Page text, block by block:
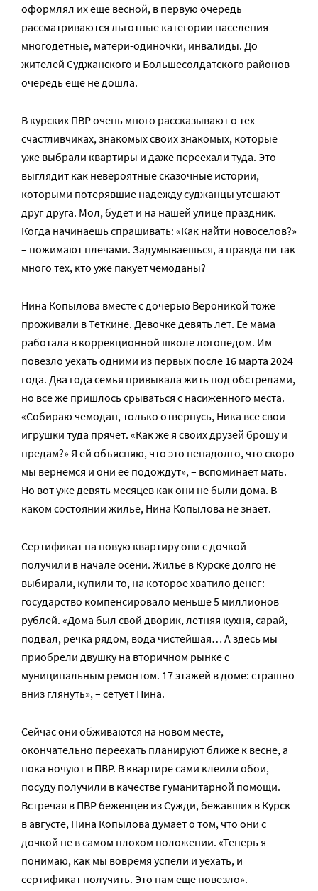
оформлял их еще весной, в первую очередь
рассматриваются льготные категории населения –
многодетные, матери-одиночки, инвалиды. До
жителей Суджанского и Большесолдатского районов
очередь еще не дошла.
В курских ПВР очень много рассказывают о тех
счастливчиках, знакомых своих знакомых, которые
уже выбрали квартиры и даже переехали туда. Это
выглядит как невероятные сказочные истории,
которыми потерявшие надежду суджанцы утешают
друг друга. Мол, будет и на нашей улице праздник.
Когда начинаешь спрашивать: «Как найти новоселов?»
– пожимают плечами. Задумываешься, а правда ли так
много тех, кто уже пакует чемоданы?
Нина Копылова вместе с дочерью Вероникой тоже
проживали в Теткине. Девочке девять лет. Ее мама
работала в коррекционной школе логопедом. Им
повезло уехать одними из первых после 16 марта 2024
года. Два года семья привыкала жить под обстрелами,
но все же пришлось срываться с насиженного места.
«Собираю чемодан, только отвернусь, Ника все свои
игрушки туда прячет. «Как же я своих друзей брошу и
предам?» Я ей объясняю, что это ненадолго, что скоро
мы вернемся и они ее подождут», – вспоминает мать.
Но вот уже девять месяцев как они не были дома. В
каком состоянии жилье, Нина Копылова не знает.
Сертификат на новую квартиру они с дочкой
получили в начале осени. Жилье в Курске долго не
выбирали, купили то, на которое хватило денег:
государство компенсировало меньше 5 миллионов
рублей. «Дома был свой дворик, летняя кухня, сарай,
подвал, речка рядом, вода чистейшая… А здесь мы
приобрели двушку на вторичном рынке с
муниципальным ремонтом. 17 этажей в доме: страшно
вниз глянуть», – сетует Нина.
Сейчас они обживаются на новом месте,
окончательно переехать планируют ближе к весне, а
пока ночуют в ПВР. В квартире сами клеили обои,
посуду получили в качестве гуманитарной помощи.
Встречая в ПВР беженцев из Сужди, бежавших в Курск
в августе, Нина Копылова думает о том, что они с
дочкой не в самом плохом положении. «Теперь я
понимаю, как мы вовремя успели и уехать, и
сертификат получить. Это нам еще повезло».